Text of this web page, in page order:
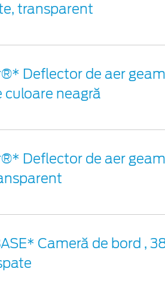
transparent
Deflector de aer
culoare neagră
Deflector de aer
Cameră de bord ,